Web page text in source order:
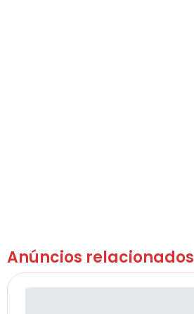
Anúncios relacionados